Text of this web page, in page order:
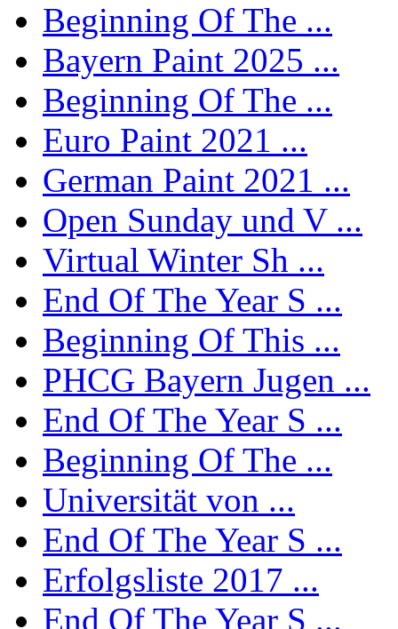
Beginning Of The ...
Bayern Paint 2025 ...
Beginning Of The ...
Euro Paint 2021 ...
German Paint 2021 ...
Open Sunday und V ...
Virtual Winter Sh ...
End Of The Year S ...
Beginning Of This ...
PHCG Bayern Jugen ...
End Of The Year S ...
Beginning Of The ...
Universität von ...
End Of The Year S ...
Erfolgsliste 2017 ...
End Of The Year S ...